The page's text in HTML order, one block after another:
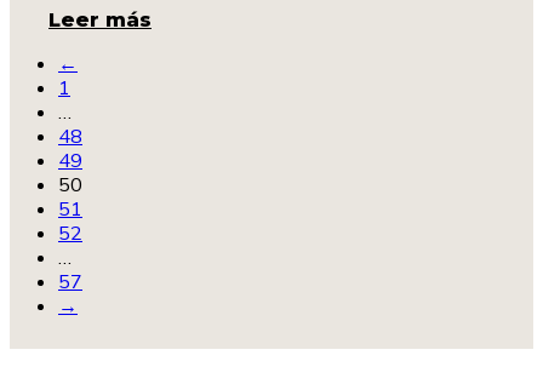
Leer más
←
1
48
49
50
51
52
57
→